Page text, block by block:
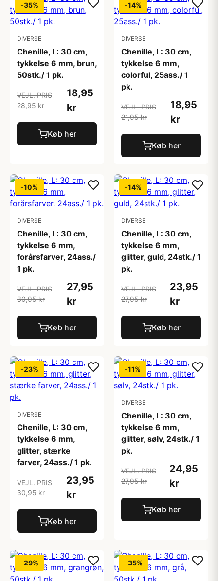
-35%
DIVERSE
Chenille, L: 30 cm,
tykkelse 6 mm, brun,
50stk./ 1 pk.
VEJL. PRIS
28,95 kr
18,95
kr
Køb her
-14%
DIVERSE
Chenille, L: 30 cm,
tykkelse 6 mm,
colorful, 25ass./ 1
pk.
VEJL. PRIS
21,95 kr
18,95
kr
Køb her
-10%
DIVERSE
Chenille, L: 30 cm,
tykkelse 6 mm,
forårsfarver, 24ass./
1 pk.
VEJL. PRIS
30,95 kr
27,95
kr
Køb her
-14%
DIVERSE
Chenille, L: 30 cm,
tykkelse 6 mm,
glitter, guld, 24stk./ 1
pk.
VEJL. PRIS
27,95 kr
23,95
kr
Køb her
-23%
DIVERSE
Chenille, L: 30 cm,
tykkelse 6 mm,
glitter, stærke
farver, 24ass./ 1 pk.
VEJL. PRIS
30,95 kr
23,95
kr
Køb her
-11%
DIVERSE
Chenille, L: 30 cm,
tykkelse 6 mm,
glitter, sølv, 24stk./ 1
pk.
VEJL. PRIS
27,95 kr
24,95
kr
Køb her
-29% -35%